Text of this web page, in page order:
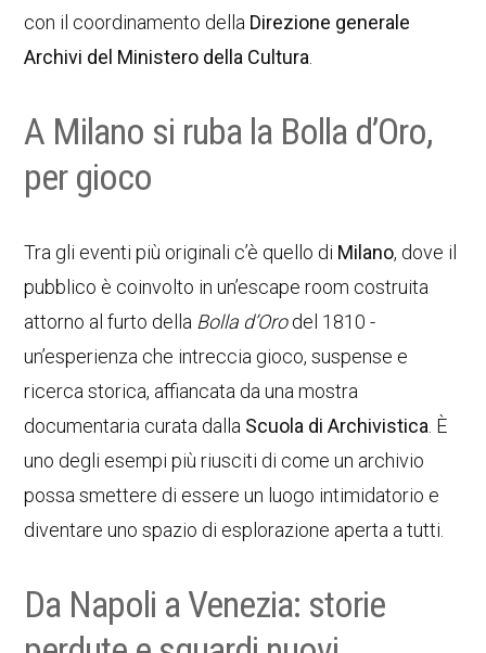
con il coordinamento della Direzione generale
Archivi del Ministero della Cultura
A Milano si ruba la Bolla d’Oro,
per gioco
Tra gli eventi più originali c’è quello di Milano, dove il
pubblico è coinvolto in un’escape room costruita
attorno al furto della Bolla d’Orodel 1810 -
un’esperienza che intreccia gioco, suspense e
ricerca storica, affiancata da una mostra
documentaria curata dalla Scuola di Archivistica . È
uno degli esempi più riusciti di come un archivio
possa smettere di essere un luogo intimidatorio e
diventare uno spazio di esplorazione aperta a tutti.
Da Napoli a Venezia: storie